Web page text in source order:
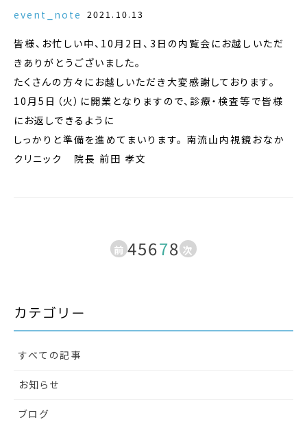
event_note 2021.10.13
皆様、お忙しい中、10月2日、3日の内覧会にお越しいただ
きありがとうございました。
たくさんの方々にお越しいただき大変感謝しております。
10月5日（火）に開業となりますので、診療・検査等で皆様
にお返しできるように
しっかりと準備を進めてまいります。 南流山内視鏡おなか
クリニック 院長 前田 孝文
前 45678 次
カテゴリー
すべての記事
お知らせ
ブログ